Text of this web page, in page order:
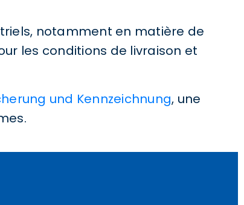
notamment en matière de
les conditions de livraison et
und Kennzeichnung, une